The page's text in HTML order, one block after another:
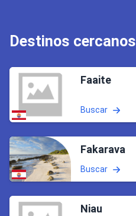
Destinos cercanos
Faaite
Buscar
Fakarava
Buscar
Niau